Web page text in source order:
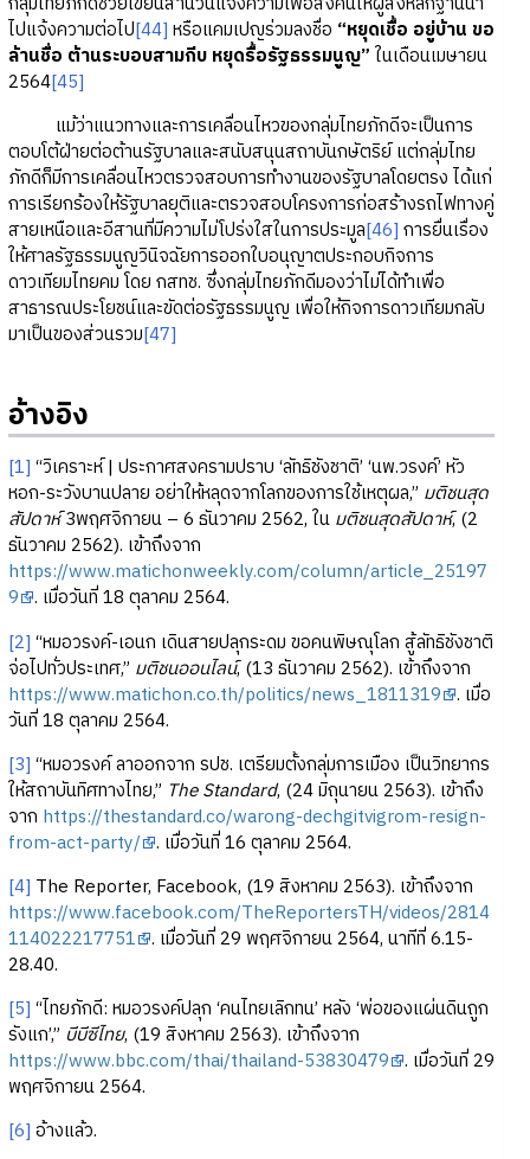
ไปแจ้งความต่อไป[44] หรือแคมเปญร่วมลงชื่อ “หยุดเชื้อ อยู่บ้าน ขอ
ล้านชื่อ ต้านระบอบสามกีบ หยุดรื้อรัฐธรรมนูญ” ในเดือนเมษายน
2564[45]
แม้ว่าแนวทางและการเคลื่อนไหวของกลุ่มไทยภักดีจะเป็นการ
ตอบโต้ฝ่ายต่อต้านรัฐบาลและสนับสนุนสถาบันกษัตริย์ แต่กลุ่มไทย
ภักดีก็มีการเคลื่อนไหวตรวจสอบการทำงานของรัฐบาลโดยตรง ได้แก่
การเรียกร้องให้รัฐบาลยุติและตรวจสอบโครงการก่อสร้างรถไฟทางคู่
สายเหนือและอีสานที่มีความไม่โปร่งใสในการประมูล[46] การยื่นเรื่อง
ให้ศาลรัฐธรรมนูญวินิจฉัยการออกใบอนุญาตประกอบกิจการ
ดาวเทียมไทยคม โดย กสทช. ซึ่งกลุ่มไทยภักดีมองว่าไม่ได้ทำเพื่อ
สาธารณประโยชน์และขัดต่อรัฐธรรมนูญ เพื่อให้กิจการดาวเทียมกลับ
มาเป็นของส่วนรวม[47]
อ้างอิง
[1] “วิเคราะห์ | ประกาศสงครามปราบ ‘ลัทธิชังชาติ’ ‘นพ.วรงค์’ หัว
หอก-ระวังบานปลาย อย่าให้หลุดจากโลกของการใช้เหตุผล,” มติชนสุด
สัปดาห์3พฤศจิกายน – 6 ธันวาคม 2562, ใน มติชนสุดสัปดาห์, (2
ธันวาคม 2562). เข้าถึงจาก
https://www.matichonweekly.com/column/article_25197
9 . เมื่อวันที่ 18 ตุลาคม 2564.
[2] “หมอวรงค์-เอนก เดินสายปลุกระดม ขอคนพิษณุโลก สู้ลัทธิชังชาติ
จ่อไปทั่วประเทศ,” มติชนออนไลน์, (13 ธันวาคม 2562). เข้าถึงจาก
https://www.matichon.co.th/politics/news_1811319 . เมื่อ
วันที่ 18 ตุลาคม 2564.
[3] “หมอวรงค์ ลาออกจาก รปช. เตรียมตั้งกลุ่มการเมือง เป็นวิทยากร
ให้สถาบันทิศทางไทย,” The Standard, (24 มิถุนายน 2563). เข้าถึง
จาก https://thestandard.co/warong-dechgitvigrom-resign-
from-act-party/ . เมื่อวันที่ 16 ตุลาคม 2564.
[4] The Reporter, Facebook, (19 สิงหาคม 2563). เข้าถึงจาก
https://www.facebook.com/TheReportersTH/videos/2814
114022217751 . เมื่อวันที่ 29 พฤศจิกายน 2564, นาทีที่ 6.15-
28.40.
[5] “ไทยภักดี: หมอวรงค์ปลุก ‘คนไทยเลิกทน’ หลัง ‘พ่อของแผ่นดินถูก
รังแก’,” บีบีซีไทย, (19 สิงหาคม 2563). เข้าถึงจาก
https://www.bbc.com/thai/thailand-53830479 . เมื่อวันที่ 29
พฤศจิกายน 2564.
[6] อ้างแล้ว.